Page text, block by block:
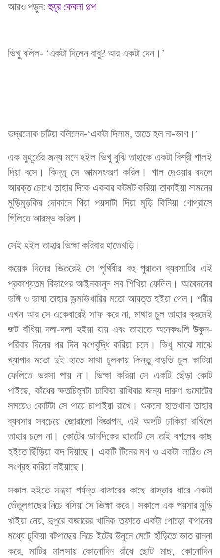
আরও পড়ুন:হুযুর কেবলা গল্প
ভিখু বলিল- ‘একটা দিলেন বাবু? আর একটা দেন।’
ভদ্রলোক চটিয়া বলিলেন-‘একটা দিলাম, তাতে হল না-ভাগ।’
এক মুহূর্তের জন্য মনে হইল ভিখু বুঝি তাহাকে একটা বিশ্রী গালই
দিয়া বসে। কিন্তু সে আত্মসংবরণ করিল। গাল দেওয়ার বদলে
আরক্ত চোখে তাহার দিকে একবার কটমট করিয়া তাকাইয়া সামনের
মুড়িমুড়কির দোকানে গিয়া পয়সাটা দিয়া মুড়ি কিনিয়া গোগ্রাসে
গিলিতে আরম্ভ করিল।
সেই হইল তাহার ভিক্ষা করিবার হাতেখড়ি।
কয়েক দিনের ভিতরেই সে পৃথিবীর বহু পুরাতন ব্যবসাটির এই
প্রকাশ্যতম বিভাগের আইনকানুন সব শিখিয়া ফেলিল। আবেদনের
ভঙ্গি ও ভাষা তাহার জন্মভিখারির মতো আয়ত্ত হইয়া গেল। শরীর
এখন আর সে একেবারেই সাফ করে না, মাথার চুল তাহার ক্রমেই
জট বাঁধিয়া দলা-দলা হইয়া যায় এবং তাহাতে অনেকগুলি উকুন-
পরিবার দিনের পর দিন বংশবৃদ্ধি করিয়া চলে। ভিখু মাঝে মাঝে
খ্যাপার মতো দুই হাতে মাথা চুলকায় কিন্তু বাড়তি চুল কাটিয়া
ফেলিতে ভরসা পায় না। ভিক্ষা করিয়া সে একটি ছেঁড়া কোট
পাইছে, কাঁধের ক্ষতচিহ্নটা ঢাকিয়া রাখিবার জন্য দারুণ গুমোটের
সময়েও কোটটা সে গায়ে চাপাইয়া রাখে। শুকনো হাতখানা তাহার
ব্যবসার সবচেয়ে জোরালো বিজ্ঞাপন, এই অঙ্গটি ঢাকিয়া রাখিলে
তাহার চলে না। কোটের ডানদিকের হাতাটি সে তাই বগলের কাছ
হইতে ছিঁড়িয়া বাদ দিয়াছে। একটি টিনের মগ ও একটা লাঠিও সে
সংগ্রহ করিয়া লইয়াছে।
সকাল হইতে সন্ধ্যা পর্যন্ত বাজারের কাছে রাস্তার ধারে একটা
তেঁতুলগাছের নিচে বসিয়া সে ভিক্ষা করে। সকালে এক পয়সার মুড়ি
খাইয়া নেয়, দুপুরে বাজারের খানিক তফাতে একটা পোড়ো বাগানের
মধ্যে ঢুকিয়া বটগাছের নিচে ইটের উনুনে মেটে হাঁড়িতে ভাত রান্না
করে, মাটির মালসায় কোনোদিন রাঁধে ছোট মাছ, কোনোদিন